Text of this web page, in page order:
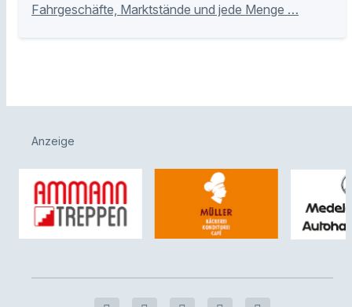
Fahrgeschäfte, Marktstände und jede Menge …
Anzeige